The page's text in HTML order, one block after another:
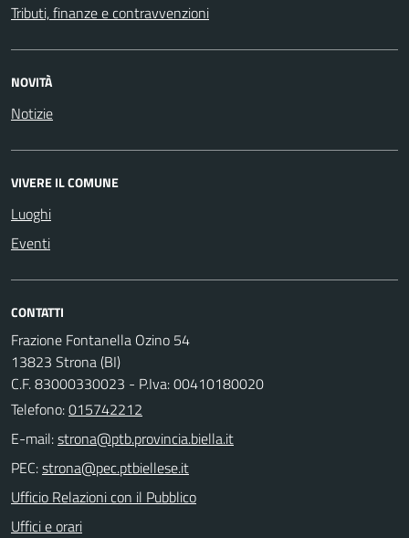
Tributi, finanze e contravvenzioni
NOVITÀ
Notizie
VIVERE IL COMUNE
Luoghi
Eventi
CONTATTI
Frazione Fontanella Ozino 54
13823 Strona (BI)
C.F. 83000330023 - P.Iva: 00410180020
Telefono:015742212
E-mail:
PEC:
Ufficio Relazioni con il Pubblico
Uffici e orari